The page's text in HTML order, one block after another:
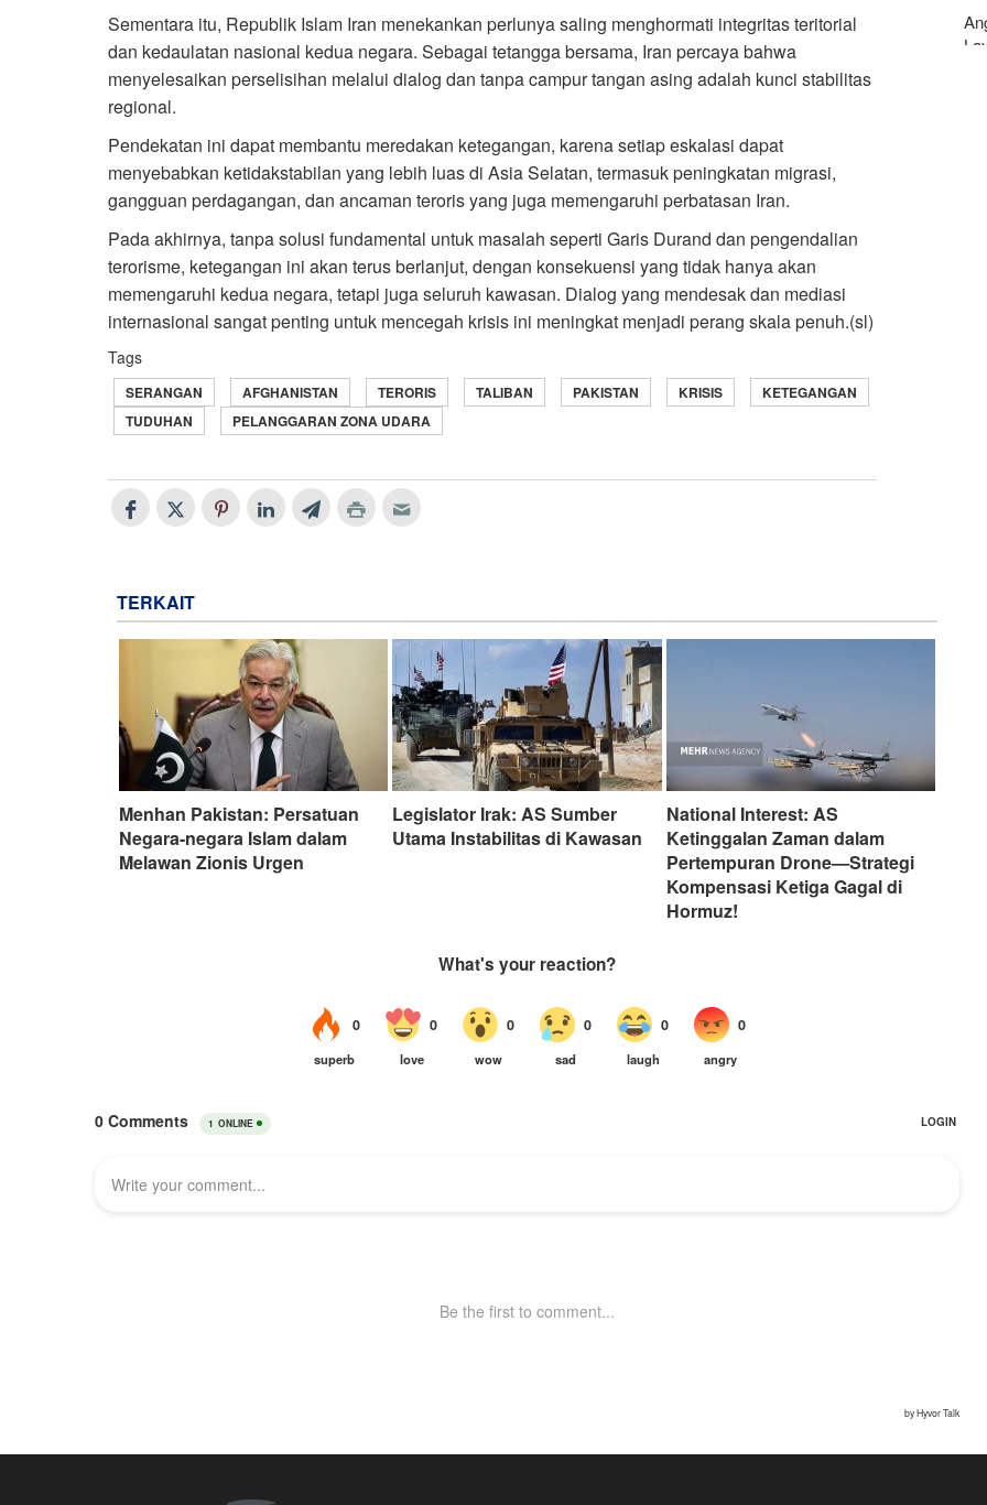
Sementara itu, Republik Islam Iran menekankan perlunya saling menghormati integritas teritorial
dan kedaulatan nasional kedua negara. Sebagai tetangga bersama, Iran percaya bahwa
menyelesaikan perselisihan melalui dialog dan tanpa campur tangan asing adalah kunci stabilitas
regional.
Pendekatan ini dapat membantu meredakan ketegangan, karena setiap eskalasi dapat
menyebabkan ketidakstabilan yang lebih luas di Asia Selatan, termasuk peningkatan migrasi,
gangguan perdagangan, dan ancaman teroris yang juga memengaruhi perbatasan Iran.
Pada akhirnya, tanpa solusi fundamental untuk masalah seperti Garis Durand dan pengendalian
terorisme, ketegangan ini akan terus berlanjut, dengan konsekuensi yang tidak hanya akan
memengaruhi kedua negara, tetapi juga seluruh kawasan. Dialog yang mendesak dan mediasi
internasional sangat penting untuk mencegah krisis ini meningkat menjadi perang skala penuh.(sl)
Tags
SERANGAN AFGHANISTAN TERORIS TALIBAN PAKISTAN KRISIS
KETEGANGAN
TUDUHAN
PELANGGARAN ZONA UDARA
TERKAIT
Menhan Pakistan: Persatuan
Negara-negara Islam dalam
Melawan Zionis Urgen
Legislator Irak: AS Sumber
Utama Instabilitas di Kawasan
National Interest: AS
Ketinggalan Zaman dalam
Pertempuran Drone—Strategi
Kompensasi Ketiga Gagal di
Hormuz!